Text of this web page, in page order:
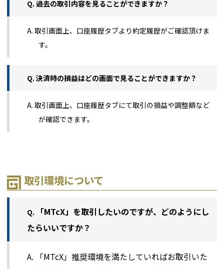
Q. 過去の取引内容を見ることができますか？
A. 取引画面上、口座履歴タブより約定履歴がご確認頂けま
す。
Q. 決済時の損益はどの画面で見ることができますか？
A. 取引画面上、口座履歴タブにて取引の損益や調整額など
が確認できます。
取引環境について
Q.
「MTcX」を取引したいのですが、どのようにし
たらいいですか？
A. 「MTcX」推奨環境を満たしていればお取引いた